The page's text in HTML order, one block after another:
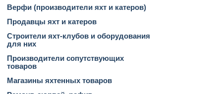
Верфи (производители яхт и катеров)
Продавцы яхт и катеров
Строители яхт-клубов и оборудования
для них
Производители сопутствующих
товаров
Магазины яхтенных товаров